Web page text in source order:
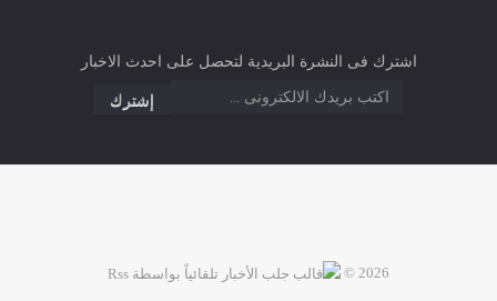
اشترك فى النشرة البريدية لتحصل على احدث الاخبار
2026 ©